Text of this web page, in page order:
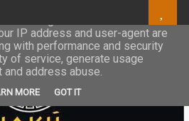
Google to deliver its services
IP address and user-agent are
with performance and security
of service, generate usage
address abuse.
MORE GOT IT